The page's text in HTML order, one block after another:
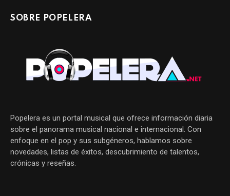
SOBRE POPELERA
Popelera es un portal musical que ofrece información diaria
sobre el panorama musical nacional e internacional. Con
enfoque en el pop y sus subgéneros, hablamos sobre
novedades, listas de éxitos, descubrimiento de talentos,
crónicas y reseñas.